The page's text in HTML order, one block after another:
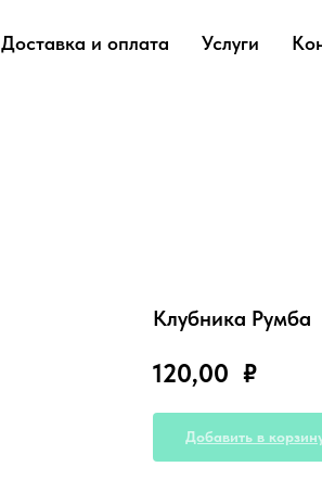
Доставка и оплата Услуги
Клубника Румба
120,00 ₽
Добавить в